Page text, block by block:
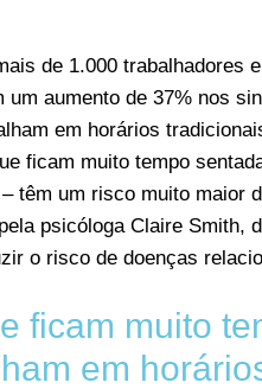
de 1.000 trabalhadores
aumento de 37% nos
em horários
ficam muito tempo
têm um risco muito maior
psicóloga Claire Smith,
o risco de doenças
ficam muito
em